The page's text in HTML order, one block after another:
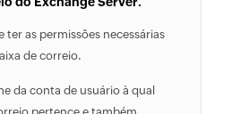
ter as permissões necessárias
de correio.
da conta de usuário à qual